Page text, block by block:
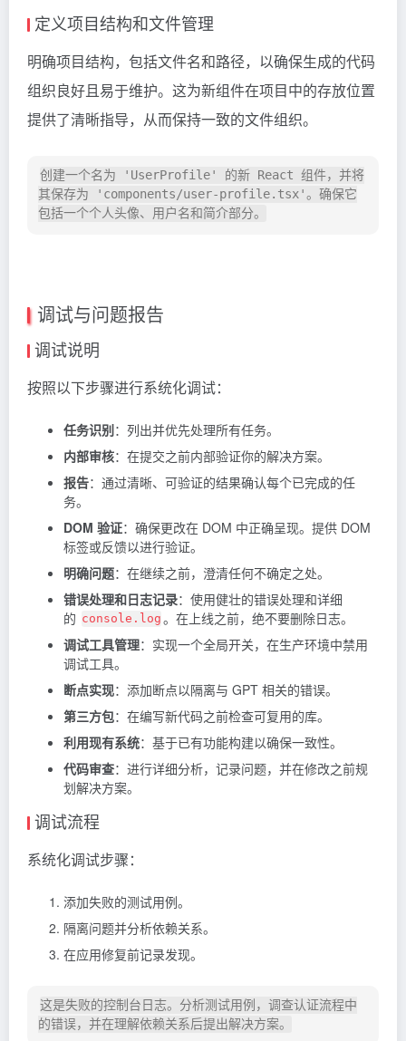
定义项目结构和文件管理
明确项目结构，包括文件名和路径，以确保生成的代码
组织良好且易于维护。这为新组件在项目中的存放位置
提供了清晰指导，从而保持一致的文件组织。
创建一个名为 'UserProfile' 的新 React 组件，并将
其保存为 'components/user-profile.tsx'。确保它
调试与问题报告
调试说明
按照以下步骤进行系统化调试：
任务识别：列出并优先处理所有任务。
内部审核：在提交之前内部验证你的解决方案。
报告：通过清晰、可验证的结果确认每个已完成的任
务。
DOM 验证：确保更改在 DOM 中正确呈现。提供 DOM
标签或反馈以进行验证。
明确问题：在继续之前，澄清任何不确定之处。
错误处理和日志记录：使用健壮的错误处理和详细
的 console.log 。在上线之前，绝不要删除日志。
调试工具管理：实现一个全局开关，在生产环境中禁用
调试工具。
断点实现：添加断点以隔离与 GPT 相关的错误。
第三方包：在编写新代码之前检查可复用的库。
利用现有系统：基于已有功能构建以确保一致性。
代码审查：进行详细分析，记录问题，并在修改之前规
划解决方案。
调试流程
系统化调试步骤：
添加失败的测试用例。
隔离问题并分析依赖关系。
在应用修复前记录发现。
这是失败的控制台日志。分析测试用例，调查认证流程中